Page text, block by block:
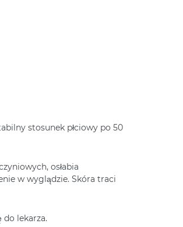
stosunek płciowy po 50
osłabia
w wyglądzie. Skóra traci
lekarza.